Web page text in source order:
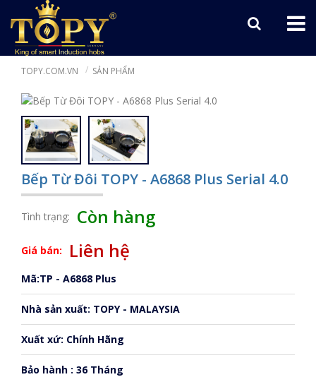
TOPY.COM.VN SẢN PHẨM
Bếp Từ Đôi TOPY - A6868 Plus Serial 4.0
Tình trạng: Còn hàng
Giá bán: Liên hệ
Mã:TP - A6868 Plus
Nhà sản xuất: TOPY - MALAYSIA
Xuất xứ: Chính Hãng
Bảo hành : 36 Tháng